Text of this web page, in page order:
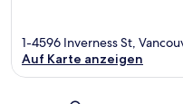
1-4596 Inverness St,
Auf Karte anzeigen